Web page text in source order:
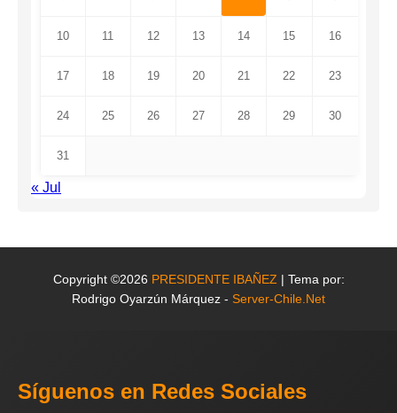
10 11 12 13 14 15 16
17 18 19 20 21 22 23
24 25 26 27 28 29 30
31
« Jul
Copyright ©2026 PRESIDENTE IBAÑEZ | Tema por:
Rodrigo Oyarzún Márquez - Server-Chile.Net
Síguenos en Redes Sociales